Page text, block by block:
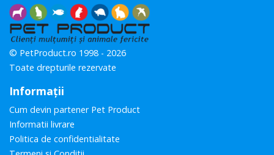
© PetProduct.ro 1998 - 2026
Toate drepturile rezervate
Informaţii
Cum devin partener Pet Product
Informatii livrare
Politica de confidentialitate